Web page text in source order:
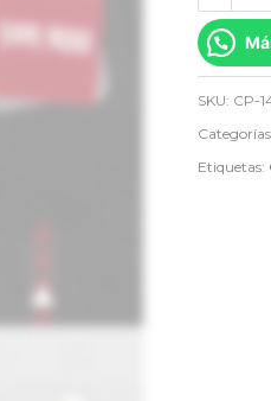
15kN
CP-
SKU: CP-
Etiquetas: